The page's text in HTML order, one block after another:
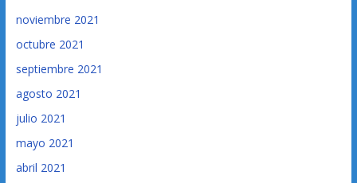
noviembre 2021
octubre 2021
septiembre 2021
agosto 2021
julio 2021
mayo 2021
abril 2021